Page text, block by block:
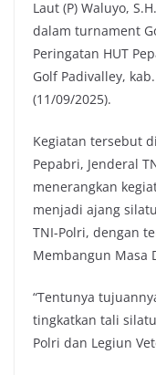
Laut (P) Waluyo,
dalam turnament
Peringatan HUT
Golf Padivalley,
(11/09/2025).
Kegiatan tersebut
Pepabri, Jenderal
menerangkan
menjadi ajang
TNI-Polri, dengan
Membangun Masa
“Tentunya
tingkatkan tali
Polri dan Legiun